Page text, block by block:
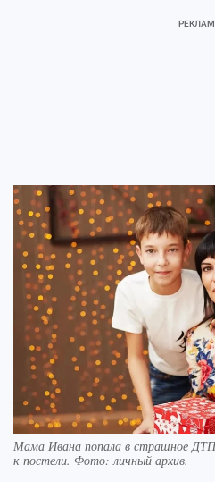
Мама Ивана попала в страшное ДТП
к постели. Фото: личный архив.